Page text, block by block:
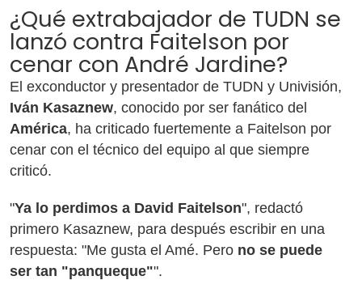
¿Qué extrabajador de TUDN se
lanzó contra Faitelson por
cenar con André Jardine?
El exconductor y presentador de TUDN y Univisión,
Iván Kasaznew, conocido por ser fanático del
América, ha criticado fuertemente a Faitelson por
cenar con el técnico del equipo al que siempre
criticó.
"Ya lo perdimos a David Faitelson", redactó
primero Kasaznew, para después escribir en una
respuesta: "Me gusta el Amé. Pero no se puede
ser tan "panqueque"".